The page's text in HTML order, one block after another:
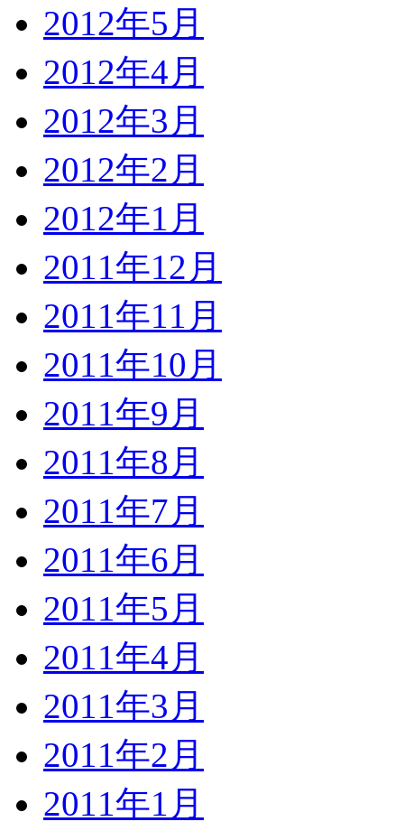
2012年5月
2012年4月
2012年3月
2012年2月
2012年1月
2011年12月
2011年11月
2011年10月
2011年9月
2011年8月
2011年7月
2011年6月
2011年5月
2011年4月
2011年3月
2011年2月
2011年1月